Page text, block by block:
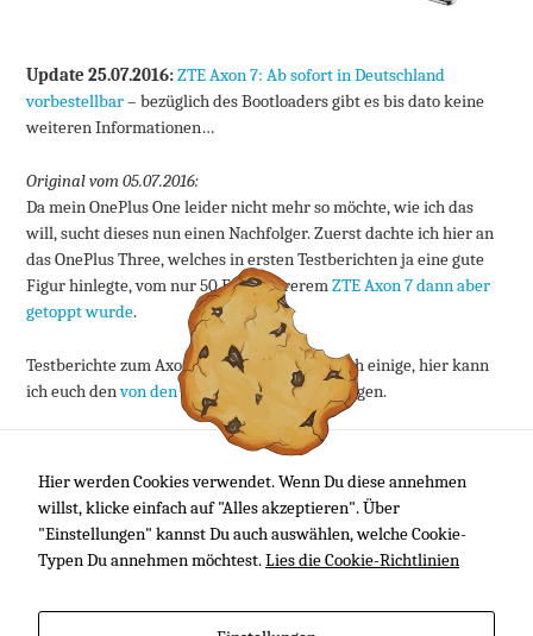
Update 25.07.2016:ZTE Axon 7: Ab sofort in Deutschland
vorbestellbar– bezüglich des Bootloaders gibt es bis dato keine
weiteren Informationen…
Original vom 05.07.2016:
Da mein OnePlus One leider nicht mehr so möchte, wie ich das
will, sucht dieses nun einen Nachfolger. Zuerst dachte ich hier an
das OnePlus Three, welches in ersten Testberichten ja eine gute
Figur hinlegte, vom nur 50 Euro teureremZTE Axon 7 dann aber
getoppt wurde.
Testberichte zum Axon 7 gibt es ja bereits auch einige, hier kann
ich euch denvon den Mobilegeeks ans Herz legen.
Vorbestellbar ist ZTE’s neues Flagschiff bereits bei Amazon
rund 450 Euro. Auch das in Deutschland wichtige LTE-Band 20,
worüber eine Weile gerätselt wurde, ist vorhanden. Inzwischen
wurde dies bei der Beschreibung auf Amazon ergänzt. Bis hierhin
also alles super…
Artikel lesen
Hier werden Cookies verwendet. Wenn Du diese annehmen
willst, klicke einfach auf "Alles akzeptieren". Über
"Einstellungen" kannst Du auch auswählen, welche Cookie-
Typen Du annehmen möchtest.Lies die Cookie-Richtlinien